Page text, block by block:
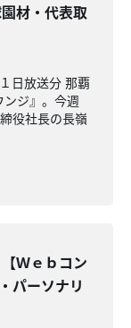
材・代表取
日放送分 那覇
ジ』。今週
役社長の長嶺
Ｗｅｂコン
パーソナリ